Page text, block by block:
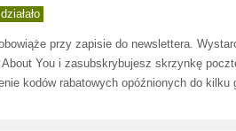
przy zapisie do newslettera.
About You i zasubskrybujesz skrzynkę
kodów rabatowych opóźnionych do kilku